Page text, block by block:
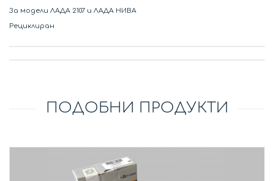
За модели ЛАДА 2107 и ЛАДА НИВА
Рециклиран
ПОДОБНИ ПРОДУКТИ